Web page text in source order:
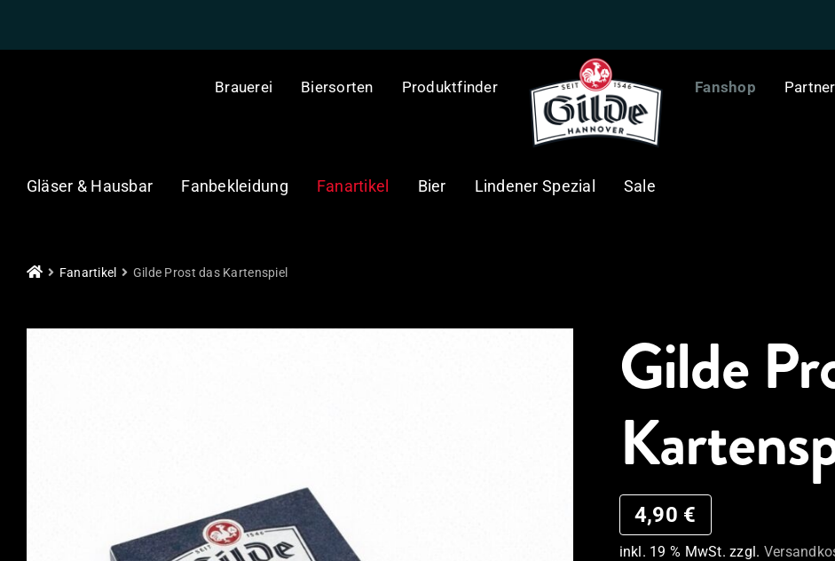
Brauerei Biersorten Produktfinder Fanshop
Gläser & Hausbar Fanbekleidung Fanartikel Bier Lindener Spezial Sale
Fanartikel Gilde Prost das Kartenspiel
Gilde
4,90 €
inkl. 19 % MwSt. zzgl.